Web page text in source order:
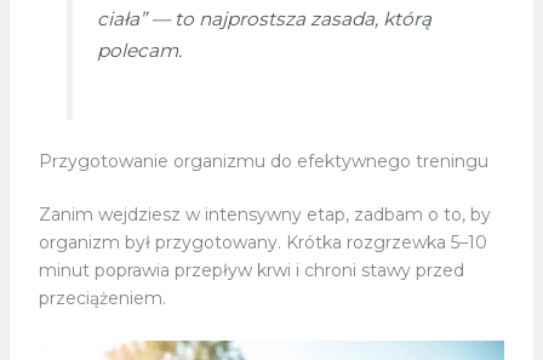
ciała” — to najprostsza zasada, którą
polecam.
Przygotowanie organizmu do efektywnego treningu
Zanim wejdziesz w intensywny etap, zadbam o to, by
organizm był przygotowany. Krótka rozgrzewka 5–10
minut poprawia przepływ krwi i chroni stawy przed
przeciążeniem.